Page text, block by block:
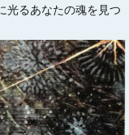
光るあなたの魂を見つ